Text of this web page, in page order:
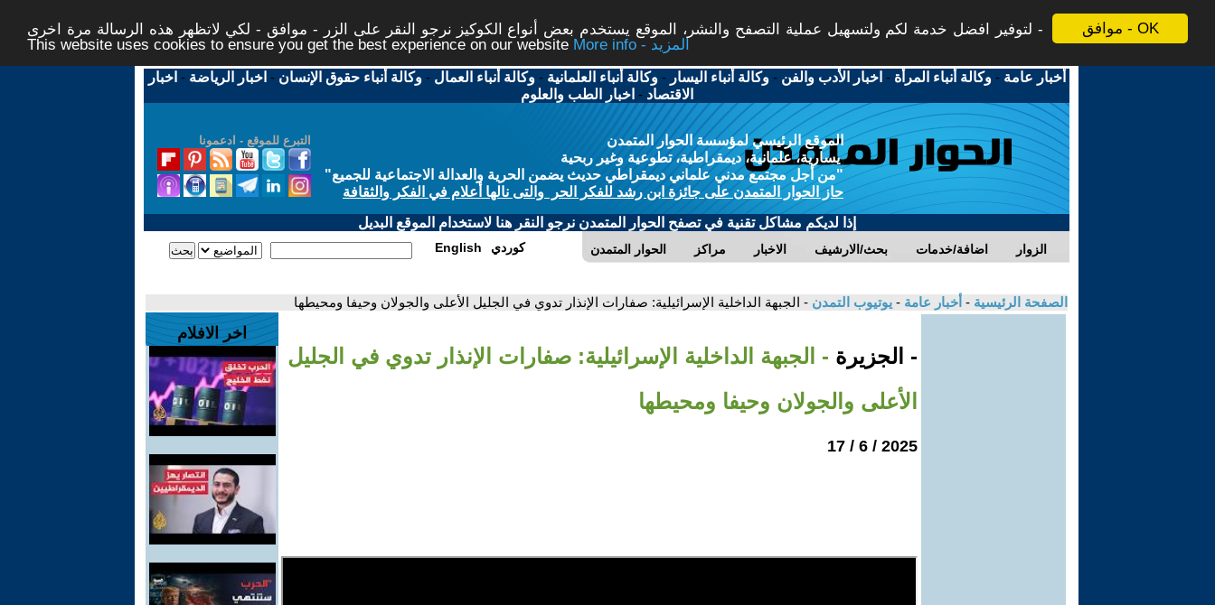
موافق - OK
لتوفير افضل خدمة لكم ولتسهيل عملية التصفح والنشر، الموقع يستخدم بعض أنواع الكوكيز نرجو النقر على الزر - موافق - لكي لاتظهر هذه الرسالة مرة اخرى -
This website uses cookies to ensure you get the best experience on our website
More info - المزيد
أخبار عامة -وكالة أنباء المرأة - اخبار الأدب والفن -وكالة أنباء اليسار -وكالة أنباء العلمانية -وكالة أنباء العمال -وكالة أنباء حقوق الإنسان - اخبار الرياضة - اخبار
الاقتصاد - اخبار الطب والعلوم
التبرع للموقع - ادعمونا
الموقع الرئيسي لمؤسسة الحوار المتمدن
يسارية، علمانية، ديمقراطية، تطوعية وغير ربحية
"من أجل مجتمع مدني علماني ديمقراطي حديث يضمن الحرية والعدالة الاجتماعية للجميع"
حاز الحوار المتمدن على جائزة ابن رشد للفكر الحر والتى نالها أعلام في الفكر والثقافة
إذا لديكم مشاكل تقنية في تصفح الحوار المتمدن نرجو النقر هنا لاستخدام الموقع البديل
الحوار المتمدن مراكز الاخبار بحث/الارشيف اضافة/خدمات الزوار English كوردي
الصفحة الرئيسية - أخبار عامة - يوتيوب التمدن - الجبهة الداخلية الإسرائيلية: صفارات الإنذار تدوي في الجليل الأعلى والجولان وحيفا ومحيطها
- الجزيرة - الجبهة الداخلية الإسرائيلية: صفارات الإنذار تدوي في الجليل
الأعلى والجولان وحيفا ومحيطها
2025 / 6 / 17
اخر الافلام